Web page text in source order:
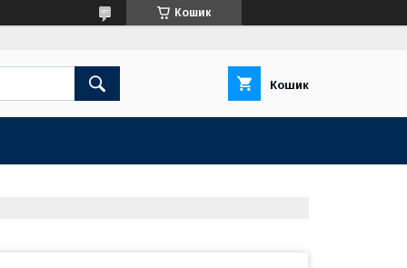
Кошик
Кошик